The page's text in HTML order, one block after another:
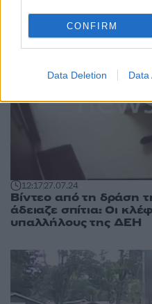
CONFIRM
Data Deletion Data
12:1727.07.24
Βίντεο από τη δράση
άδειαζε σπίτια: Οι
υπαλλήλους της ΔΕΗ